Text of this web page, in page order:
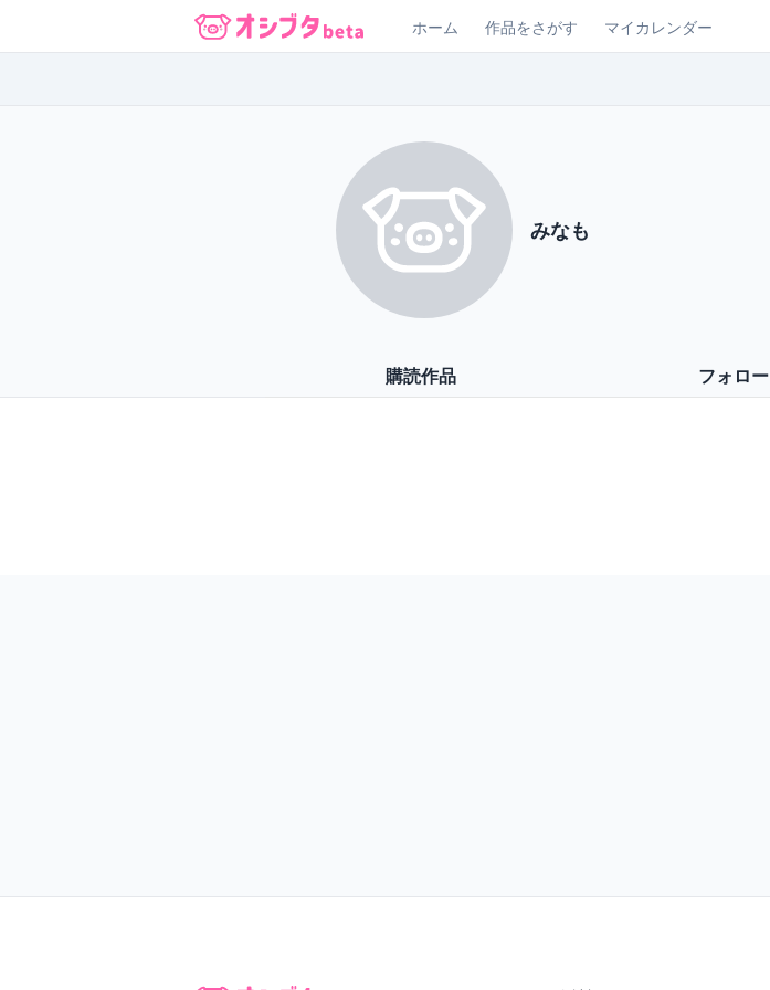
オシブタ Oshibuta
ホーム 作品をさがす マイカレンダー
みなも
購読作品 フォロー